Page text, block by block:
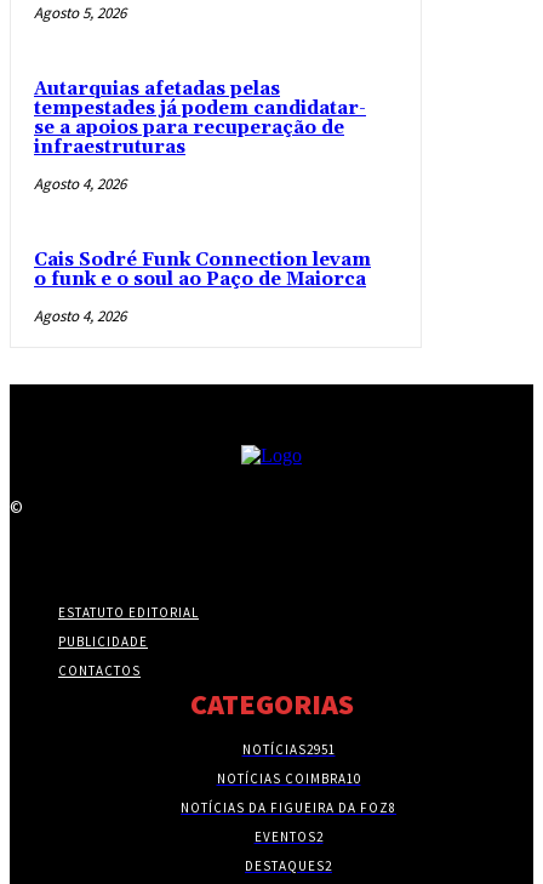
Agosto 5, 2026
Autarquias afetadas pelas
tempestades já podem candidatar-
se a apoios para recuperação de
infraestruturas
Agosto 4, 2026
Cais Sodré Funk Connection levam
o funk e o soul ao Paço de Maiorca
Agosto 4, 2026
©
ESTATUTO EDITORIAL
PUBLICIDADE
CONTACTOS
CATEGORIAS
NOTÍCIAS2951
NOTÍCIAS COIMBRA10
NOTÍCIAS DA FIGUEIRA DA FOZ8
EVENTOS2
DESTAQUES2